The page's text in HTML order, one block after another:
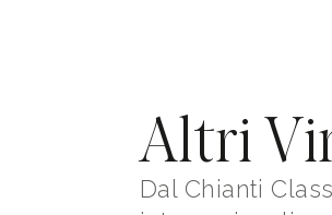
Altri
Dal Chianti